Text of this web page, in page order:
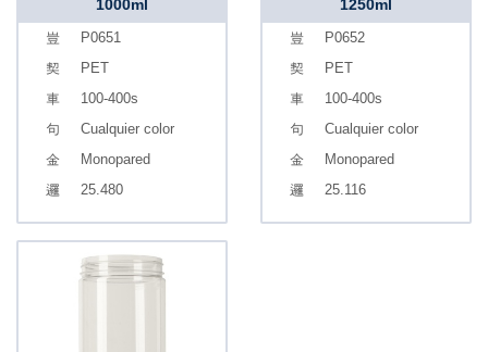
1000ml
P0651
PET
100-400s
Cualquier color
Monopared
25.480
1250ml
P0652
PET
100-400s
Cualquier color
Monopared
25.116